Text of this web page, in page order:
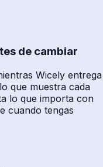
de cambiar
Wicely entrega
que muestra cada
lo que importa con
cuando tengas